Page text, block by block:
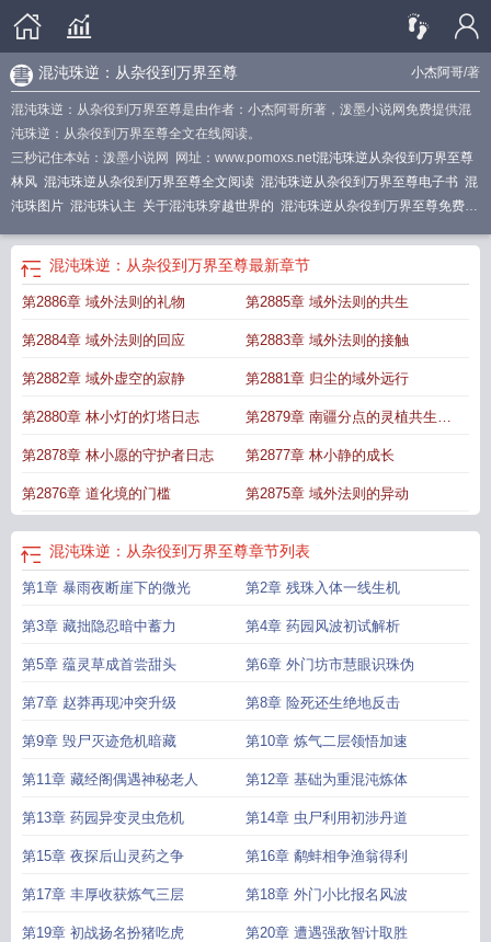
小杰阿哥/著
混沌珠逆：从杂役到万界至尊
混沌珠逆：从杂役到万界至尊是由作者：小杰阿哥所著，泼墨小说网免费提供混
沌珠逆：从杂役到万界至尊全文在线阅读。
三秒记住本站：泼墨小说网 网址：www.pomoxs.net混沌珠逆从杂役到万界至尊
林风 混沌珠逆从杂役到万界至尊全文阅读 混沌珠逆从杂役到万界至尊电子书 混
沌珠图片 混沌珠认主 关于混沌珠穿越世界的 混沌珠逆从杂役到万界至尊免费阅
混沌珠逆从杂役到万界至尊有几个女主 混沌珠有什么能力
层次的法宝
至尊林风用的武器是什么?混沌珠作用 混沌珠逆从杂役到万界至尊免
的混沌珠在异界混沌珠分成了哪些珠 混沌珠能力 混沌珠百度百科
杂役到万界至尊小杰阿哥混沌珠逆从杂役到万界至尊TXT混沌珠逆从杂役到万
混沌珠逆：从杂役到万界至尊最新章节
第2886章 域外法则的礼物 第2885章 域外法则的共生
第2884章 域外法则的回应 第2883章 域外法则的接触
第2882章 域外虚空的寂静 第2881章 归尘的域外远行
第2880章 林小灯的灯塔日志 第2879章 南疆分点的灵植共生计
划
第2878章 林小愿的守护者日志 第2877章 林小静的成长
第2876章 道化境的门槛 第2875章 域外法则的异动
混沌珠逆：从杂役到万界至尊章节列表
第1章 暴雨夜断崖下的微光 第2章 残珠入体一线生机
第3章 藏拙隐忍暗中蓄力 第4章 药园风波初试解析
第5章 蕴灵草成首尝甜头 第6章 外门坊市慧眼识珠伪
第7章 赵莽再现冲突升级 第8章 险死还生绝地反击
第9章 毁尸灭迹危机暗藏 第10章 炼气二层领悟加速
第11章 藏经阁偶遇神秘老人 第12章 基础为重混沌炼体
第13章 药园异变灵虫危机 第14章 虫尸利用初涉丹道
第15章 夜探后山灵药之争 第16章 鹬蚌相争渔翁得利
第17章 丰厚收获炼气三层 第18章 外门小比报名风波
第19章 初战扬名扮猪吃虎 第20章 遭遇强敌智计取胜